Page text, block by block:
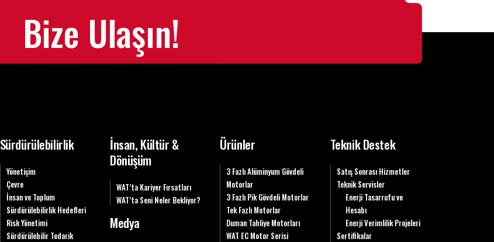
Bize Ulaşın!
Sürdürülebilirlik
Yönetişim
Çevre
İnsan ve Toplum
Sürdürülebilirlik Hedefleri
Risk Yönetimi
Sürdürülebilir Tedarik
İnsan, Kültür &
Dönüşüm
WAT’ta Kariyer Fırsatları
WAT’ta Seni Neler Bekliyor?
Medya
Ürünler
3 Fazlı Alüminyum Gövdeli
Motorlar
3 Fazlı Pik Gövdeli Motorlar
Tek Fazlı Motorlar
Duman Tahliye Motorları
WAT EC Motor Serisi
Teknik Destek
Satış Sonrası Hizmetler
Teknik Servisler
Enerji Tasarrufu ve
Hesabı
Enerji Verimlilik Projeleri
Sertifikalar